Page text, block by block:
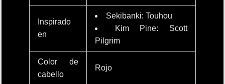
Inspirado
en
Sekibanki: Touhou
Kim Pine: Scott
Pilgrim
Color de
cabello
Rojo